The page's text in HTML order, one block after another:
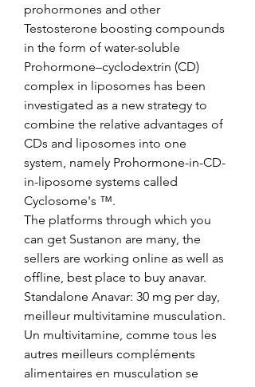
prohormones and other
Testosterone boosting compounds
in the form of water-soluble
Prohormone–cyclodextrin (CD)
complex in liposomes has been
investigated as a new strategy to
combine the relative advantages of
CDs and liposomes into one
system, namely Prohormone-in-CD-
in-liposome systems called
Cyclosome's ™.
The platforms through which you
can get Sustanon are many, the
sellers are working online as well as
offline, best place to buy anavar.
Standalone Anavar: 30 mg per day,
meilleur multivitamine musculation.
Un multivitamine, comme tous les
autres meilleurs compléments
alimentaires en musculation se